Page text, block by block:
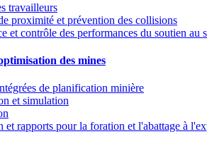
travailleurs
proximité et prévention des collisions
et contrôle des performances du soutien au
des mines
de planification minière
et simulation
et rapports pour la foration et l'abattage à